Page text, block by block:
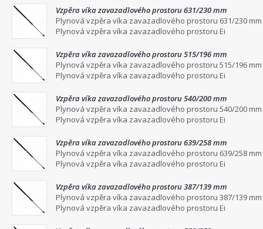
Vzpěra víka zavazadlového prostoru 631/230 mm
Plynová vzpěra víka zavazadlového prostoru 631/230 mm
Plynová vzpěra víka zavazadlového prostoru Ei
Vzpěra víka zavazadlového prostoru 515/196 mm
Plynová vzpěra víka zavazadlového prostoru 515/196 mm
Plynová vzpěra víka zavazadlového prostoru Ei
Vzpěra víka zavazadlového prostoru 540/200 mm
Plynová vzpěra víka zavazadlového prostoru 540/200 mm
Plynová vzpěra víka zavazadlového prostoru Ei
Vzpěra víka zavazadlového prostoru 639/258 mm
Plynová vzpěra víka zavazadlového prostoru 639/258 mm
Plynová vzpěra víka zavazadlového prostoru Ei
Vzpěra víka zavazadlového prostoru 387/139 mm
Plynová vzpěra víka zavazadlového prostoru 387/139 mm
Plynová vzpěra víka zavazadlového prostoru Ei